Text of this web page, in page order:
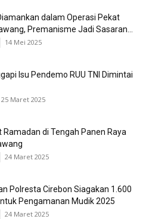
dalam Operasi Pekat
Premanisme Jadi Sasaran...
14 Mei 2025
Isu Pendemo RUU TNI Dimintai
25 Maret 2025
Ramadan di Tengah Panen Raya
24 Maret 2025
Polresta Cirebon Siagakan 1.600
Pengamanan Mudik 2025
24 Maret 2025